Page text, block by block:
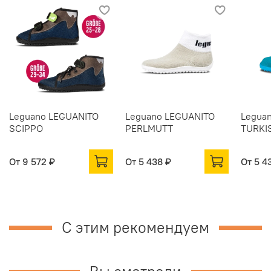
Leguano LEGUANITO
SCIPPO
От 9 572 ₽
Leguano LEGUANITO
PERLMUTT
От 5 438 ₽ От 5
С этим рекомендуем